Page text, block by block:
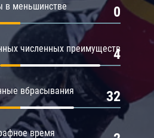
в меньшинстве 0
численных преимуществ
4
вбрасывания 32
время